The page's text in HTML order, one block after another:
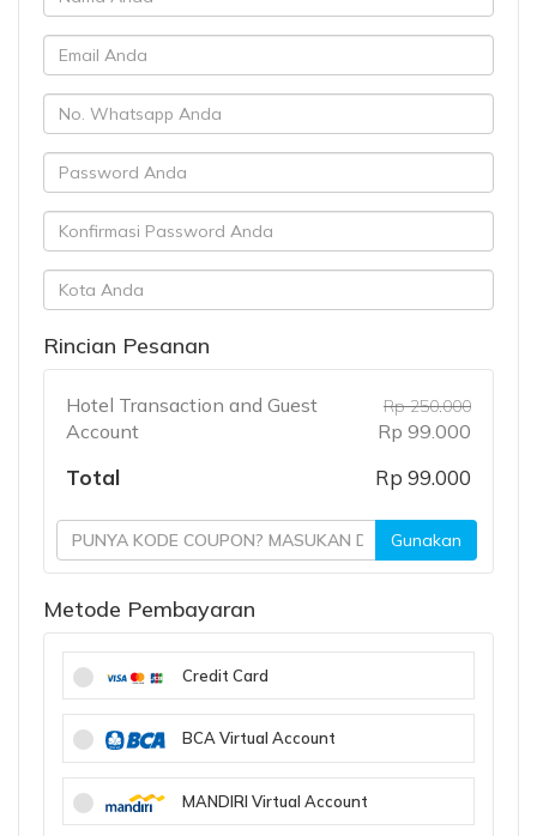
Rincian Pesanan
Hotel Transaction and Guest
Account
Rp 250.000
Rp 99.000
Total Rp 99.000
Gunakan
Metode Pembayaran
Credit Card
BCA Virtual Account
MANDIRI Virtual Account